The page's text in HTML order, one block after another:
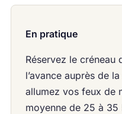
En pratique
Réservez le créneau
l’avance auprès de
allumez vos feux de
moyenne de 25 à